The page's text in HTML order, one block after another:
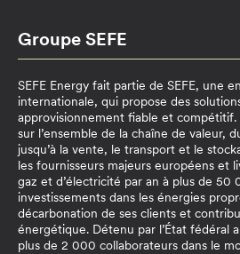
Groupe SEFE
SEFE Energy fait partie de SEFE, une
internationale, qui propose des
approvisionnement fiable et compétitif.
sur l’ensemble de la chaîne de valeur,
jusqu’à la vente, le transport et le
les fournisseurs majeurs européens et
gaz et d’électricité par an à plus de 50
investissements dans les énergies
décarbonation de ses clients et
énergétique. Détenu par l’État fédéral
plus de 2 000 collaborateurs dans le